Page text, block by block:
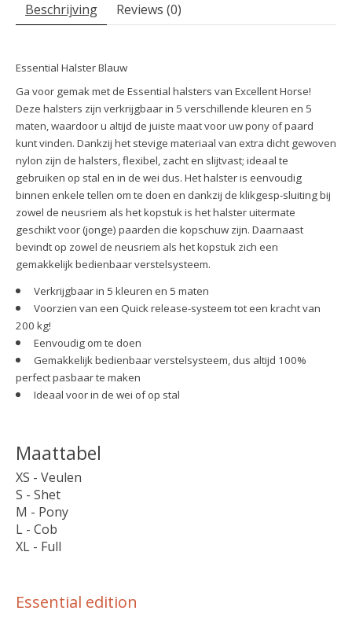
Beschrijving Reviews (0)
Essential Halster Blauw
Ga voor gemak met de Essential halsters van Excellent Horse!
Deze halsters zijn verkrijgbaar in 5 verschillende kleuren en 5
maten, waardoor u altijd de juiste maat voor uw pony of paard
kunt vinden. Dankzij het stevige materiaal van extra dicht gewoven
nylon zijn de halsters, flexibel, zacht en slijtvast; ideaal te
gebruiken op stal en in de wei dus. Het halster is eenvoudig
binnen enkele tellen om te doen en dankzij de klikgesp-sluiting bij
zowel de neusriem als het kopstuk is het halster uitermate
geschikt voor (jonge) paarden die kopschuw zijn. Daarnaast
bevindt op zowel de neusriem als het kopstuk zich een
gemakkelijk bedienbaar verstelsysteem.
Verkrijgbaar in 5 kleuren en 5 maten
Voorzien van een Quick release-systeem tot een kracht van
200 kg!
Eenvoudig om te doen
Gemakkelijk bedienbaar verstelsysteem, dus altijd 100%
perfect pasbaar te maken
Ideaal voor in de wei of op stal
Maattabel
XS - Veulen
S - Shet
M - Pony
L - Cob
XL - Full
Essential edition